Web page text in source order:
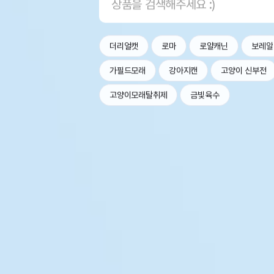
더리얼캣 로마 로얄캐닌 보레알
가필드모래 강아지캔 고양이 신부전
고양이모래탈취제 금빛육수